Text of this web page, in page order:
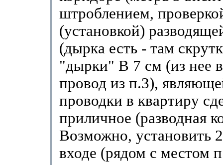
штроблением,
(установкой)
(дырка есть - там
"дырки" В 7 см (из нее
провод из п.3),
проводки в квартиру
приличное (разводная
Возможно, установить
входе (рядом с местом